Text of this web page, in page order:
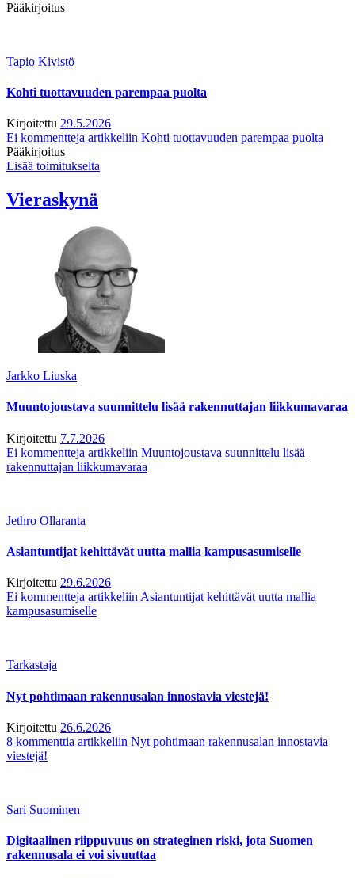
Pääkirjoitus
Tapio Kivistö
Kohti tuottavuuden parempaa puolta
Kirjoitettu 29.5.2026
Ei kommentteja artikkeliin Kohti tuottavuuden parempaa puolta
Pääkirjoitus
Lisää toimitukselta
Vieraskynä
Jarkko Liuska
Muuntojoustava suunnittelu lisää rakennuttajan liikkumavaraa
Kirjoitettu 7.7.2026
Ei kommentteja artikkeliin Muuntojoustava suunnittelu lisää
rakennuttajan liikkumavaraa
Jethro Ollaranta
Asiantuntijat kehittävät uutta mallia kampusasumiselle
Kirjoitettu 29.6.2026
Ei kommentteja artikkeliin Asiantuntijat kehittävät uutta mallia
kampusasumiselle
Tarkastaja
Nyt pohtimaan rakennusalan innostavia viestejä!
Kirjoitettu 26.6.2026
8 kommenttia artikkeliin Nyt pohtimaan rakennusalan innostavia
viestejä!
Sari Suominen
Digitaalinen riippuvuus on strateginen riski, jota Suomen
rakennusala ei voi sivuuttaa